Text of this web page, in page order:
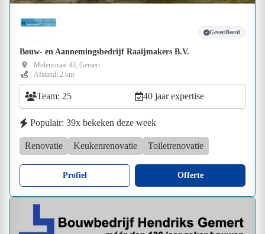
Geverifieerd
Bouw- en Aannemingsbedrijf Raaijmakers B.V.
Molenstraat 43, Gemert
Afstand: 2 km
Team: 25 40 jaar expertise
Populair: 39x bekeken deze week
Renovatie Keukenrenovatie Toiletrenovatie
Profiel Offerte